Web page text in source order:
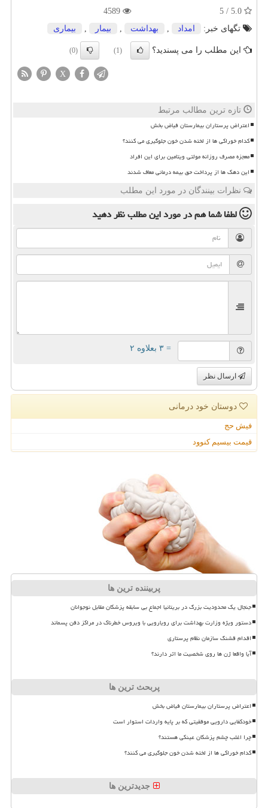
تگهای خبر:
امداد بهداشت بیمار بیماری
این مطلب را می پسندید؟ (1)
(0)
X
تازه ترین مطالب مرتبط
اعتراض پرستاران بیمارستان فیاض بخش
کدام خوراکی ها از لخته شدن خون جلوگیری می کنند؟
معجزه مصرف روزانه مولتی ویتامین برای این افراد
این دهک ها از پرداخت حق بیمه درمانی معاف شدند
نظرات بینندگان در مورد این مطلب
لطفا شما همدر مورد این مطلبنظر دهید
= ۳ بعلاوه ۲
ارسال نظر
دوستان خود درمانی
فیش حج
قیمت بیسیم کنوود
پربیننده ترین ها
جنجال یک محدودیت بزرگ در بریتانیا اجماع بی سابقه پزشکان مقابل نوجوانان
دستور ویژه وزارت بهداشت برای رویارویی با ویروس خطرناک در مراکز دفن پسماند
اقدام قشنگ سازمان نظام پرستاری
آیا واقعا ژن ها روی شخصیت ما اثر دارند؟
پربحث ترین ها
اعتراض پرستاران بیمارستان فیاض بخش
خودکفایی دارویی موفقیتی که بر پایه واردات استوار است
چرا اغلب چشم پزشکان عینکی هستند؟
کدام خوراکی ها از لخته شدن خون جلوگیری می کنند؟
جدیدترین ها